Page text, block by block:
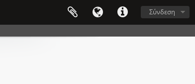
Σύνδεση